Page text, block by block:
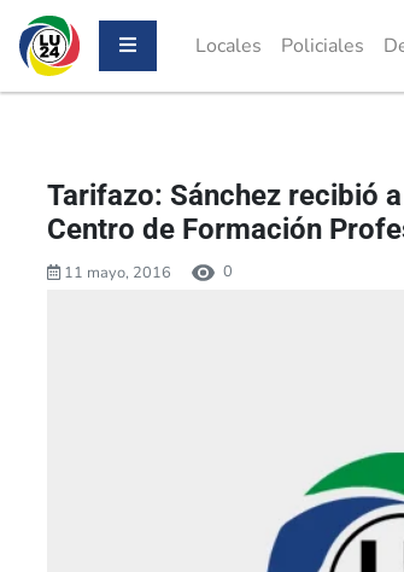
Locales Policiales
Tarifazo: Sánchez recibió
Centro de Formación
11 mayo, 2016 0